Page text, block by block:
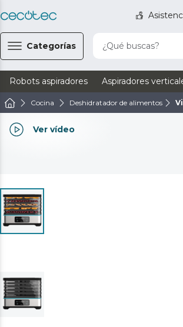
Categorías ¿Qué buscas?
Robots aspiradores Aspiradores
Cocina Deshidratador de alimentos
Ver vídeo